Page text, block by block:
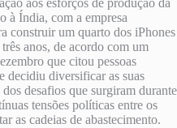
aos esforços de produção da
à Índia, com a empresa
construir um quarto dos iPhones
anos, de acordo com um
que citou pessoas
decidiu diversificar as suas
desafios que surgiram durante
tensões políticas entre os
as cadeias de abastecimento.